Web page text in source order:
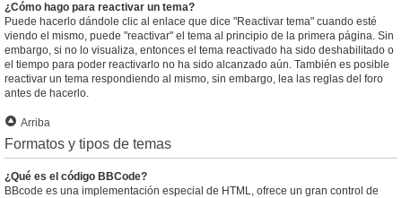
¿Cómo hago para reactivar un tema?
Puede hacerlo dándole clic al enlace que dice "Reactivar tema" cuando esté
viendo el mismo, puede "reactivar" el tema al principio de la primera página. Sin
embargo, si no lo visualiza, entonces el tema reactivado ha sido deshabilitado o
el tiempo para poder reactivarlo no ha sido alcanzado aún. También es posible
reactivar un tema respondiendo al mismo, sin embargo, lea las reglas del foro
antes de hacerlo.
Arriba
Formatos y tipos de temas
¿Qué es el código BBCode?
BBcode es una implementación especial de HTML, ofrece un gran control de